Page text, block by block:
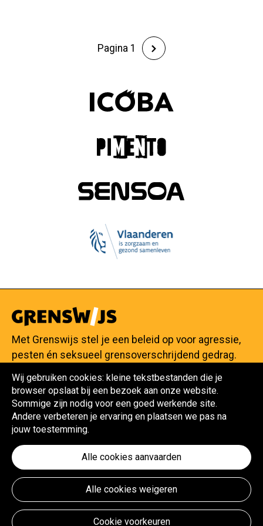
Pagina 1
Met Grenswijs stel je een beleid op voor agressie,
pesten én seksueel grensoverschrijdend gedrag.
Maak je beleid
Reageer op situaties
Contacteer Grenswijs
Gebruiksvoorwaarden
Privacy- en cookiebeleid
Toegankelijkheidsverklaring
Wij gebruiken cookies: kleine tekstbestanden die je
browser opslaat bij een bezoek aan onze website.
Sommige zijn nodig voor een goed werkende site.
Andere verbeteren je ervaring en plaatsen we pas na
jouw toestemming.
Cookie voorkeuren
Alle cookies weigeren
Alle cookies aanvaarden